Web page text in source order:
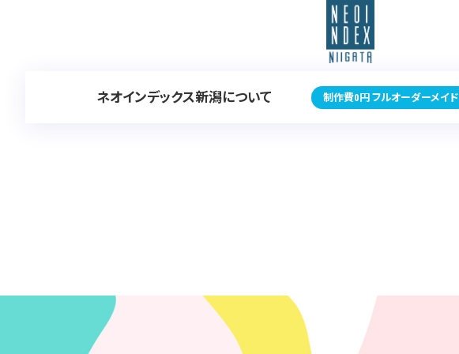
ネオインデックス新潟について 制作費0円 フルオーダーメイド